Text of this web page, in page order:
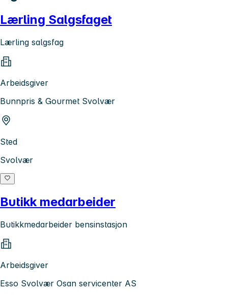
Lærling Salgsfaget
Lærling salgsfag
Arbeidsgiver
Bunnpris & Gourmet Svolvær
Sted
Svolvær
Butikk medarbeider
Butikkmedarbeider bensinstasjon
Arbeidsgiver
Esso Svolvær Osan servicenter AS